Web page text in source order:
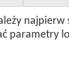
najpierw
parametry